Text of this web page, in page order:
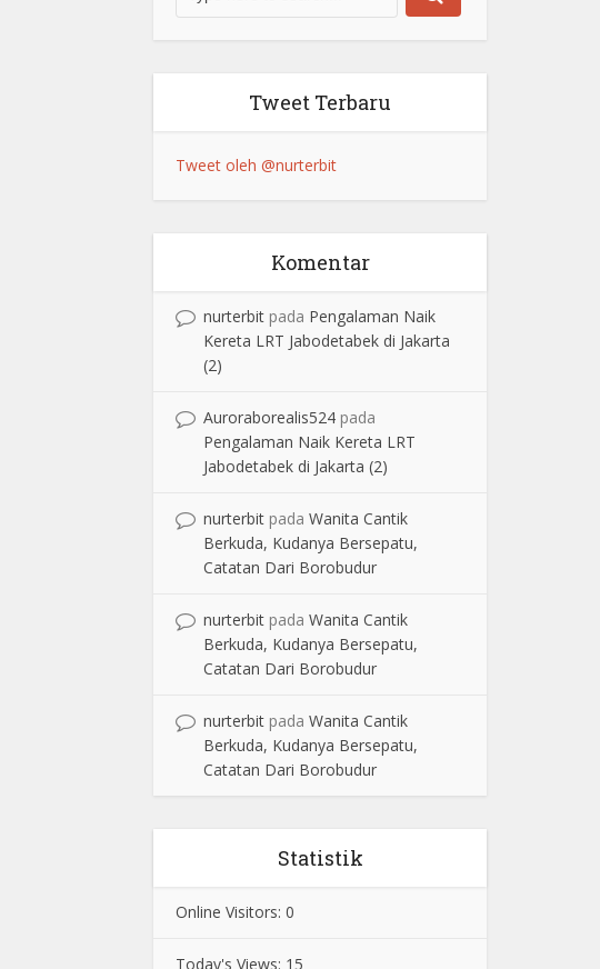
Tweet Terbaru
Tweet oleh @nurterbit
Komentar
nurterbit pada Pengalaman Naik
Kereta LRT Jabodetabek di Jakarta
(2)
Auroraborealis524 pada
Pengalaman Naik Kereta LRT
Jabodetabek di Jakarta (2)
nurterbit pada Wanita Cantik
Berkuda, Kudanya Bersepatu,
Catatan Dari Borobudur
nurterbit pada Wanita Cantik
Berkuda, Kudanya Bersepatu,
Catatan Dari Borobudur
nurterbit pada Wanita Cantik
Berkuda, Kudanya Bersepatu,
Catatan Dari Borobudur
Statistik
Online Visitors: 0
Today's Views: 15